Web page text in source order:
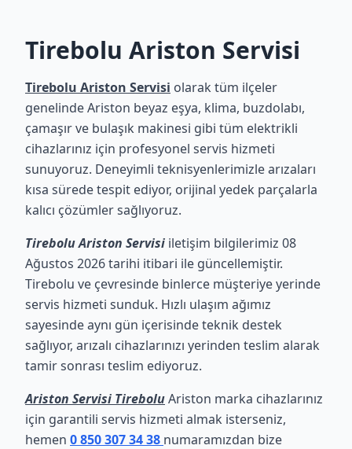
Tirebolu Ariston Servisi
Tirebolu Ariston Servisi olarak tüm ilçeler
genelinde Ariston beyaz eşya, klima, buzdolabı,
çamaşır ve bulaşık makinesi gibi tüm elektrikli
cihazlarınız için profesyonel servis hizmeti
sunuyoruz. Deneyimli teknisyenlerimizle arızaları
kısa sürede tespit ediyor, orijinal yedek parçalarla
kalıcı çözümler sağlıyoruz.
Tirebolu Ariston Servisi iletişim bilgilerimiz 08
Ağustos 2026 tarihi itibari ile güncellemiştir.
Tirebolu ve çevresinde binlerce müşteriye yerinde
servis hizmeti sunduk. Hızlı ulaşım ağımız
sayesinde aynı gün içerisinde teknik destek
sağlıyor, arızalı cihazlarınızı yerinden teslim alarak
tamir sonrası teslim ediyoruz.
Ariston Servisi TireboluAriston marka cihazlarınız
için garantili servis hizmeti almak isterseniz,
hemen 0 850 307 34 38 numaramızdan bize